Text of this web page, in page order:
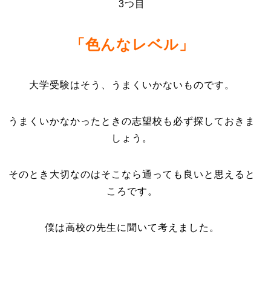
3つ目
「色んなレベル」
大学受験はそう、うまくいかないものです。
うまくいかなかったときの志望校も必ず探しておきま
しょう。
そのとき大切なのはそこなら通っても良いと思えると
ころです。
僕は高校の先生に聞いて考えました。